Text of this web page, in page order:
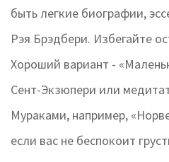
быть легкие биографии,
Рэя Брэдбери. Избегайте
Хороший вариант -
Сент-Экзюпери или
Мураками, например,
если вас не беспокоит